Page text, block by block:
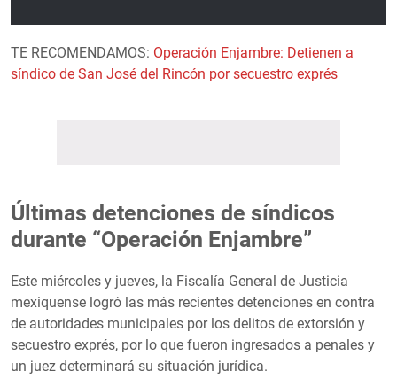
TE RECOMENDAMOS: Operación Enjambre: Detienen a
síndico de San José del Rincón por secuestro exprés
Últimas detenciones de síndicos
durante “Operación Enjambre”
Este miércoles y jueves, la Fiscalía General de Justicia
mexiquense logró las más recientes detenciones en contra
de autoridades municipales por los delitos de extorsión y
secuestro exprés, por lo que fueron ingresados a penales y
un juez determinará su situación jurídica.